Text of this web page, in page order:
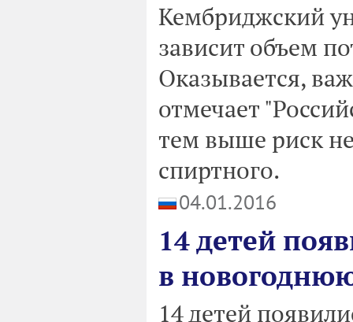
Кембриджский
зависит объем
Оказывается,
отмечает
тем выше риск
спиртного.
04.01.2016
14 детей
в
14 детей